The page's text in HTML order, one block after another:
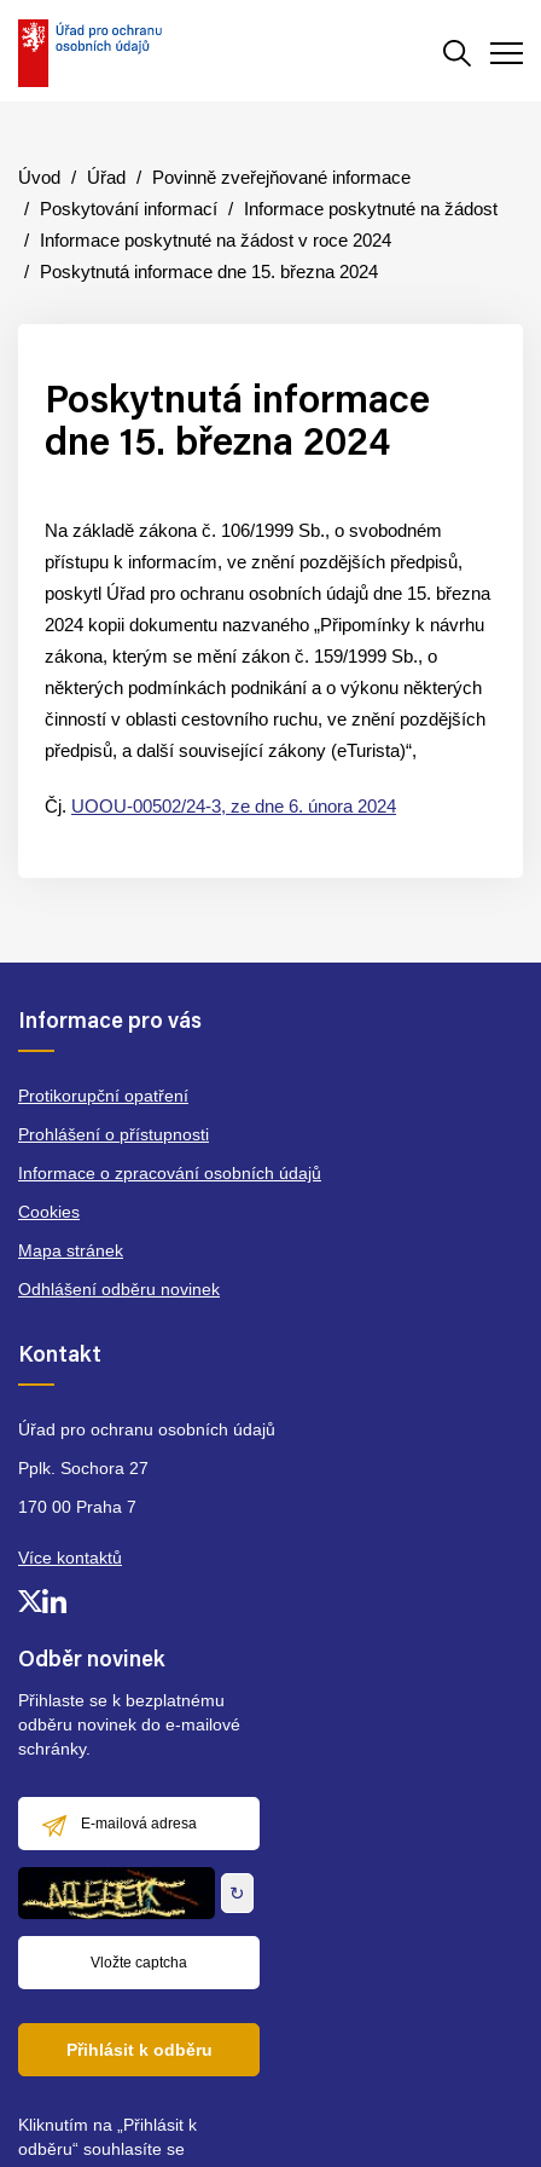
Úvod Úřad
Povinně zveřejňované informace
Poskytování informací
Informace poskytnuté na žádost
Informace poskytnuté na žádost v roce 2024
Poskytnutá informace dne 15. března 2024
Poskytnutá informace
dne 15. března 2024
Na základě zákona č. 106/1999 Sb., o svobodném
přístupu k informacím, ve znění pozdějších předpisů,
poskytl Úřad pro ochranu osobních údajů dne 15. března
2024 kopii dokumentu nazvaného „Připomínky k návrhu
zákona, kterým se mění zákon č. 159/1999 Sb., o
některých podmínkách podnikání a o výkonu některých
činností v oblasti cestovního ruchu, ve znění pozdějších
předpisů, a další související zákony (eTurista)“,
Čj. UOOU-00502/24-3, ze dne 6. února 2024
Odběr novinek
Přihlaste se k bezplatnému
odběru novinek do e-mailové
schránky.
mailová
adresa
↻
Přihlásit k odběru
Kliknutím na „Přihlásit k
odběru“ souhlasíte se
Informace pro vás
Protikorupční opatření
Prohlášení o přístupnosti
Informace o zpracování osobních údajů
Cookies
Mapa stránek
Odhlášení odběru novinek
Kontakt
Úřad pro ochranu osobních údajů
Pplk. Sochora 27
170 00 Praha 7
Více kontaktů